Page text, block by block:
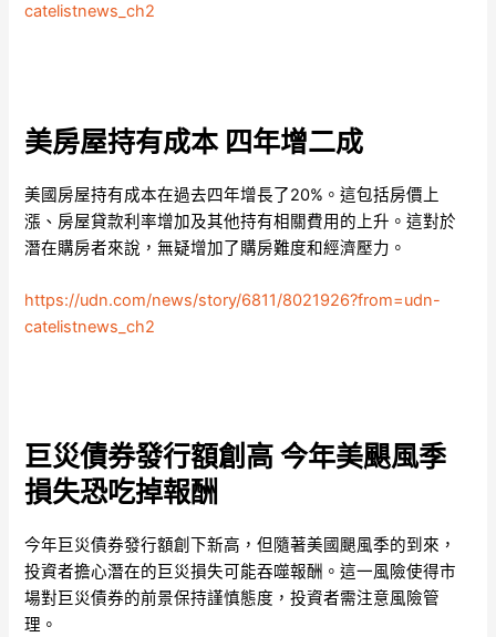
catelistnews_ch2
美房屋持有成本 四年增二成
美國房屋持有成本在過去四年增長了20%。這包括房價上
漲、房屋貸款利率增加及其他持有相關費用的上升。這對於
潛在購房者來說，無疑增加了購房難度和經濟壓力。
https://udn.com/news/story/6811/8021926?from=udn-
catelistnews_ch2
巨災債券發行額創高 今年美颶風季
損失恐吃掉報酬
今年巨災債券發行額創下新高，但隨著美國颶風季的到來，
投資者擔心潛在的巨災損失可能吞噬報酬。這一風險使得市
場對巨災債券的前景保持謹慎態度，投資者需注意風險管
理。